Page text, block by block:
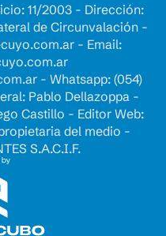
11/2003 - Dirección:
de Circunvalación -
- Email:
- Whatsapp: (054)
Pablo Dellazoppa -
Castillo - Editor Web:
del medio -
S.A.C.I.F.